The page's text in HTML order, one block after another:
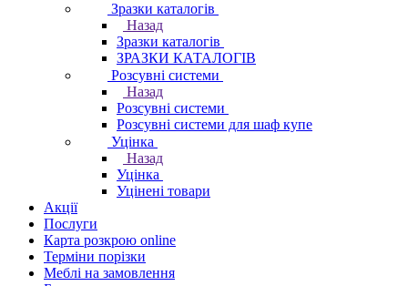
Зразки каталогів
Назад
Зразки каталогів
ЗРАЗКИ КАТАЛОГІВ
Розсувні системи
Назад
Розсувні системи
Розсувні системи для шаф купе
Уцінка
Назад
Уцінка
Уцінені товари
Акції
Послуги
Карта розкрою online
Терміни порізки
Меблі на замовлення